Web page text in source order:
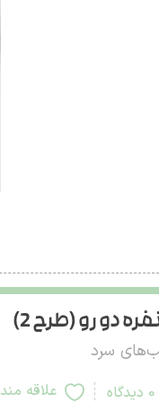
دو رو (طرح 2)
سرد
0 دیدگاه علاقه